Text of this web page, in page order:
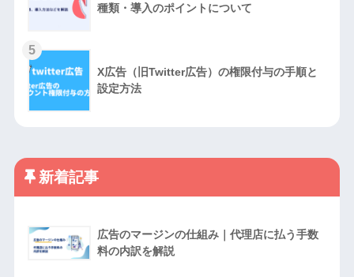
種類・導入のポイントについて
5
X広告（旧Twitter広告）の権限付与の手順と
設定方法
新着記事
広告のマージンの仕組み｜代理店に払う手数
料の内訳を解説